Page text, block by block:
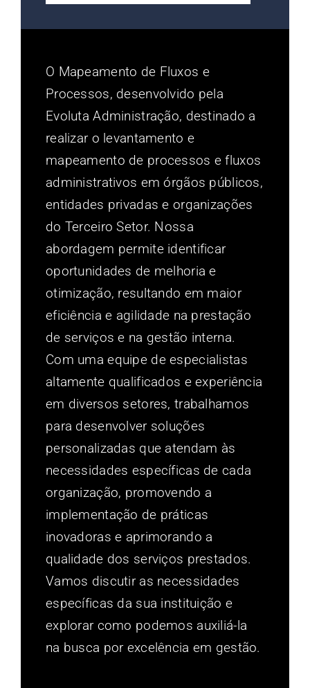
O Mapeamento de Fluxos e
Processos, desenvolvido pela
Evoluta Administração, destinado a
realizar o levantamento e
mapeamento de processos e fluxos
administrativos em órgãos públicos,
entidades privadas e organizações
do Terceiro Setor. Nossa
abordagem permite identificar
oportunidades de melhoria e
otimização, resultando em maior
eficiência e agilidade na prestação
de serviços e na gestão interna.
Com uma equipe de especialistas
altamente qualificados e experiência
em diversos setores, trabalhamos
para desenvolver soluções
personalizadas que atendam às
necessidades específicas de cada
organização, promovendo a
implementação de práticas
inovadoras e aprimorando a
qualidade dos serviços prestados.
Vamos discutir as necessidades
específicas da sua instituição e
explorar como podemos auxiliá-la
na busca por excelência em gestão.